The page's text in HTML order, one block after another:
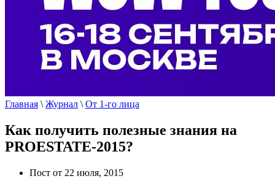
Главная \ Журнал \ От 1-го лица
Как получить полезные знания на
PROESTATE-2015?
Пост от 22 июля, 2015